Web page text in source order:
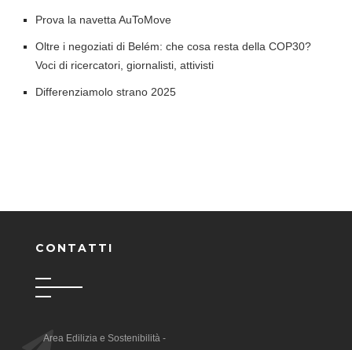
Prova la navetta AuToMove
Oltre i negoziati di Belém: che cosa resta della COP30?
Voci di ricercatori, giornalisti, attivisti
Differenziamolo strano 2025
CONTATTI
Area Edilizia e Sostenibilità -